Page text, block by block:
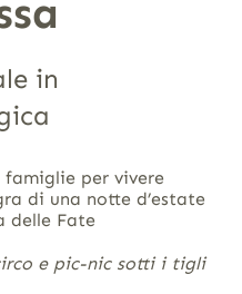
in
famiglie per vivere
di una notte d’estate
delle Fate
e pic-nic sotti i tigli